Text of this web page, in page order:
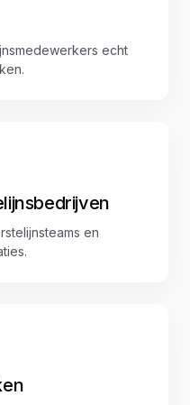
echt
en